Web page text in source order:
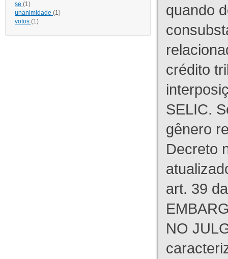
se (1)
unanimidade (1)
votos (1)
quando
crédito
SELIC.
gênero
Decreto
art. 39
NO